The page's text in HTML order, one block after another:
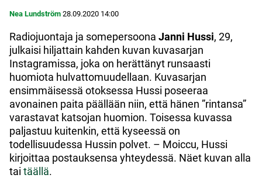
Nea Lundström 28.09.2020 14:00
Radiojuontaja ja somepersoona Janni Hussi, 29,
julkaisi hiljattain kahden kuvan kuvasarjan
Instagramissa, joka on herättänyt runsaasti
huomiota hulvattomuudellaan. Kuvasarjan
ensimmäisessä otoksessa Hussi poseeraa
avonainen paita päällään niin, että hänen ”rintansa”
varastavat katsojan huomion. Toisessa kuvassa
paljastuu kuitenkin, että kyseessä on
todellisuudessa Hussin polvet. – Moiccu, Hussi
kirjoittaa postauksensa yhteydessä. Näet kuvan alla
tai täällä.